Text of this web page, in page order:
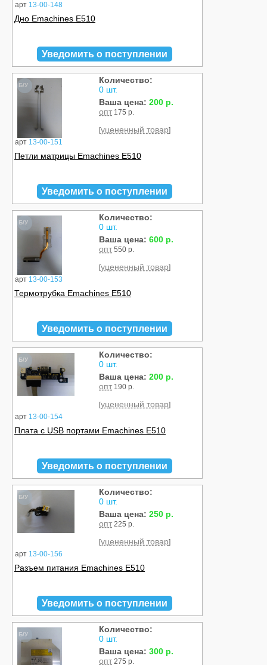
арт 13-00-148
Дно Emachines E510
Уведомить о поступлении
Б/У
арт 13-00-151
Количество:
0 шт.
Ваша цена: 200 р.
опт 175 р.
[уцененный товар]
Петли матрицы Emachines E510
Уведомить о поступлении
Б/У
арт 13-00-153
Количество:
0 шт.
Ваша цена: 600 р.
опт 550 р.
[уцененный товар]
Термотрубка Emachines E510
Уведомить о поступлении
Б/У
арт 13-00-154
Количество:
0 шт.
Ваша цена: 200 р.
опт 190 р.
[уцененный товар]
Плата с USB портами Emachines E510
Уведомить о поступлении
Б/У
арт 13-00-156
Количество:
0 шт.
Ваша цена: 250 р.
опт 225 р.
[уцененный товар]
Разъем питания Emachines E510
Уведомить о поступлении
Б/У
Количество:
0 шт.
Ваша цена: 300 р.
опт 275 р.